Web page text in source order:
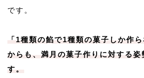
です。
「1種類の餡で1種類の菓子しか作
からも、満月の菓子作りに対する姿
す。